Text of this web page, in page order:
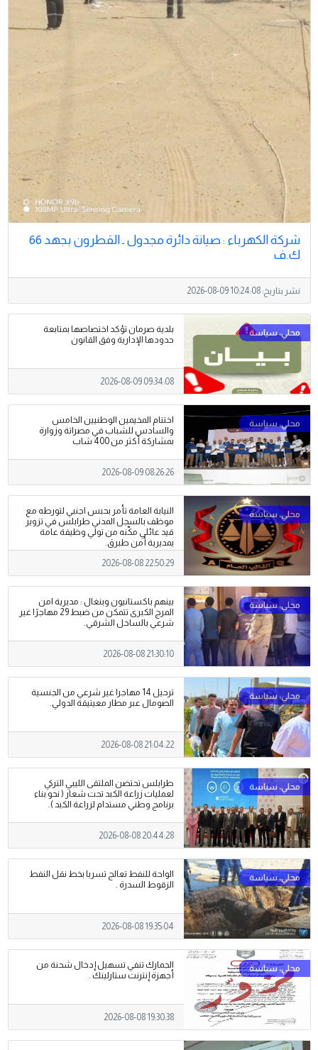
شركة الكهرباء : صيانة دائرة مجدول ـ القطرون بجهد 66
ك.ف
نشر بتاريخ:2026-08-09 10:24:08
بلدية صرمان تؤكد اختصاصها بمتابعة
حدودها الإدارية وفق القانون
2026-08-09 09:34:08
اختتام المخيمين الوطنيين الخامس
والسادس للشباب في مصراتة وزوارة
بمشاركة أكثر من 400 شاب
2026-08-09 08:26:26
النيابة العامة تأمر بحبس اجنبي لتورطه مع
موظف بالسجل المدني طرابلس في تزوير
قيد عائلي مكّنه من تولي وظيفة عامة
بمديرية أمن طبرق.
2026-08-08 22:50:29
بينهم باكستانيون وبنغال : مديرية امن
المرج الكبرى تتمكن من ضبط 29 مهاجرًا غير
شرعي بالساحل الشرقي.
2026-08-08 21:30:10
ترحيل 14 مهاجرا غير شرعي من الجنسية
الصومال عبر مطار معيتيقة الدولي.
2026-08-08 21:04:22
طرابلس تحتضن الملتقى الليبي التركي
لعمليات زراعة الكبد تحت شعار ( نحو بناء
برنامج وطني مستدام لزراعة الكبد ).
2026-08-08 20:44:28
الواحة للنفط تعالج تسربا بخط نقل النفط
الزقوط السدرة .
2026-08-08 19:35:04
الجمارك تنفي تسهيل إدخال شحنة من
أجهزة إنترنت ستارلينك .
2026-08-08 19:30:38